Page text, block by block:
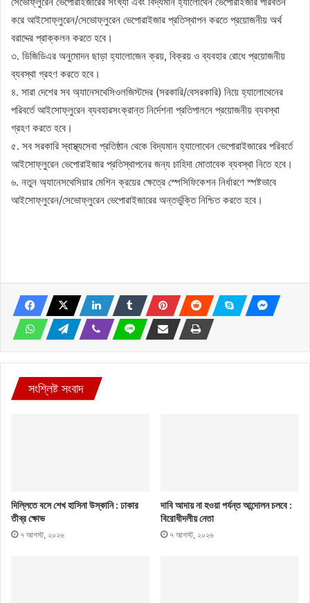
করে আইসোফ্লুরেন/সেভোফ্লুরেন ভেপোরাইজার প্রতিস্থাপন করতে প্রয়োজনীয় অর্থ
বরাদ্দের প্রাক্কলন করতে হবে।
৩. ডিজিডিএর অনুমোদন ছাড়া হ্যালোজেন ক্রয়, বিক্রয় ও ব্যবহার রোধে প্রয়োজনীয়
ব্যবস্থা গ্রহণ করতে হবে।
৪. সারা দেশের সব অ্যানেসথেসিওলজিস্টদের (সরকারি/বেসরকারি) নিয়ে হ্যালোথেনের
পরিবর্তে আইসোফ্লুরেন ব্যবহারসংক্রান্ত নির্দেশনা প্রতিপালনে প্রয়োজনীয় ব্যবস্থা
গ্রহণ করতে হবে।
৫. সব সরকারি স্বাস্থ্যসেবা প্রতিষ্ঠান থেকে বিদ্যমান হ্যালোথেন ভেপোরাইজারের পরিবর্তে
আইসোফ্লুরেন ভেপোরাইজার প্রতিস্থাপনের জন্য চাহিদা মোতাবেক ব্যবস্থা নিতে হবে।
৬. নতুন অ্যানেসথেসিয়ার মেশিন ক্রয়ের ক্ষেত্রে স্পেসিফিকেশন নির্ধারণে স্পষ্টভাবে
আইসোফ্লুরেন/সেভোফ্লুরেন ভেপোরাইজারের অন্তর্ভুক্তি নিশ্চিত করতে হবে।
সংশ্লিষ্ট সংবাদ
দিল্লিতে বসে শেখ হাসিনা উস্কানি : ঢাকার
তীব্র ক্ষোভ
৭ আগস্ট, ২০২৬
দাবি আদায় না হওয়া পর্যন্ত আন্দোলন চলবে :
বিরোধীদলীয় নেতা
৭ আগস্ট, ২০২৬